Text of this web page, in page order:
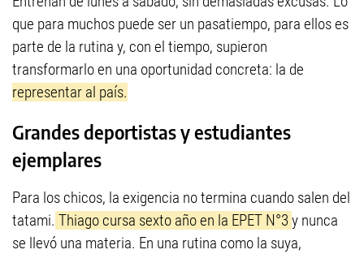
que para muchos puede ser un pasatiempo, para ellos es
parte de la rutina y, con el tiempo, supieron
transformarlo en una oportunidad concreta: la de
representar al país.
Grandes deportistas y estudiantes
ejemplares
Para los chicos, la exigencia no termina cuando salen del
tatami. Thiago cursa sexto año en la EPET N°3 y nunca
se llevó una materia. En una rutina como la suya,